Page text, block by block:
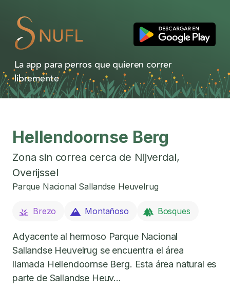
La app para perros que quieren correr
libremente
Hellendoornse Berg
Zona sin correa cerca de Nijverdal,
Overijssel
Parque Nacional Sallandse Heuvelrug
Brezo Montañoso Bosques
Adyacente al hermoso Parque Nacional
Sallandse Heuvelrug se encuentra el área
llamada Hellendoornse Berg. Esta área natural es
parte de Sallandse Heuv...